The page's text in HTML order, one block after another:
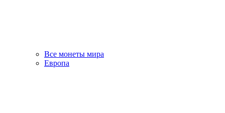
Все монеты мира
Европа